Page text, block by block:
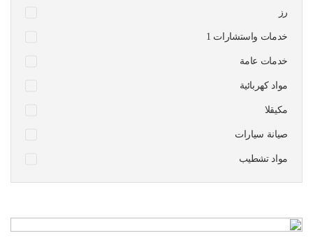
رز
1 خدمات واستشارات
خدمات عامة
مواد كهربائية
مكيقلا
صيانة سيارات
مواد تشطيب